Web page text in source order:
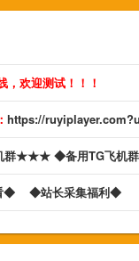
，欢迎测试！！！
https://
群★★★ ◆备用TG飞机
◆ ◆站长采集福利◆